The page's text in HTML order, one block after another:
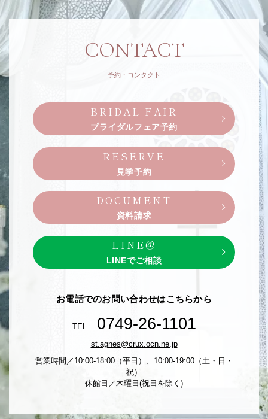
CONTACT
予約・コンタクト
BRIDAL FAIR
ブライダルフェア予約
RESERVE
見学予約
DOCUMENT
資料請求
LINE@
LINEでご相談
お電話でのお問い合わせはこちらから
TEL. 0749-26-1101
st.agnes@crux.ocn.ne.jp
営業時間／10:00-18:00（平日）、10:00-19:00（土・日・
祝）
休館日／木曜日(祝日を除く)